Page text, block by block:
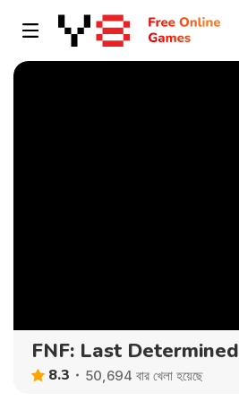
FNF: Last Determined
8.3 50,694 বার খেলা হয়েছে